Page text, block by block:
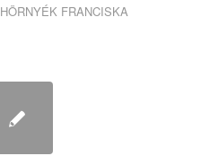
HÖRNYÉK FRANCISKA